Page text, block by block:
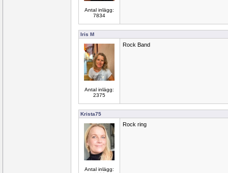
Antal inlägg:
7834
Iris M
Antal inlägg:
2375
Rock Band
Krista75
Antal inlägg:
Rock ring